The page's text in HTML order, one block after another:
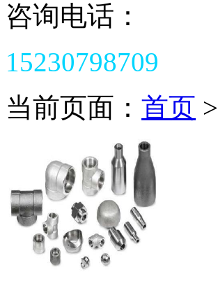
咨询电话：
15230798709
当前页面： 首页 >